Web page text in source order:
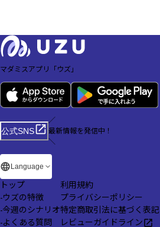
マダミスアプリ「ウズ」
公式SNS
／
最新情報を発信中！
＼
Language
トップ
-ウズの特徴
-今週のシナリオ
-よくある質問
利用規約
プライバシーポリシー
特定商取引法に基づく表記
レビューガイドライン